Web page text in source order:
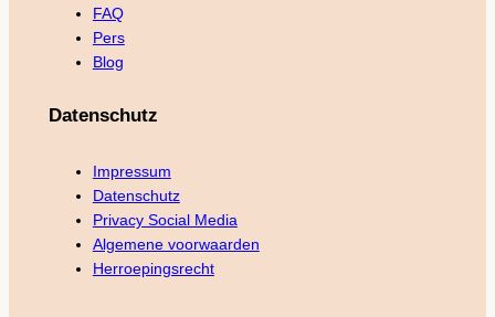
FAQ
Pers
Blog
Datenschutz
Impressum
Datenschutz
Privacy Social Media
Algemene voorwaarden
Herroepingsrecht